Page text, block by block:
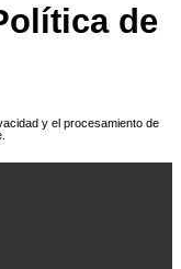
de
y el procesamiento de